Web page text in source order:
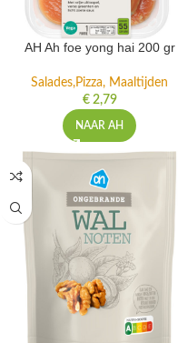
AH Ah foe yong hai 200 gr
Salades,Pizza, Maaltijden
€2,79
NAAR AH